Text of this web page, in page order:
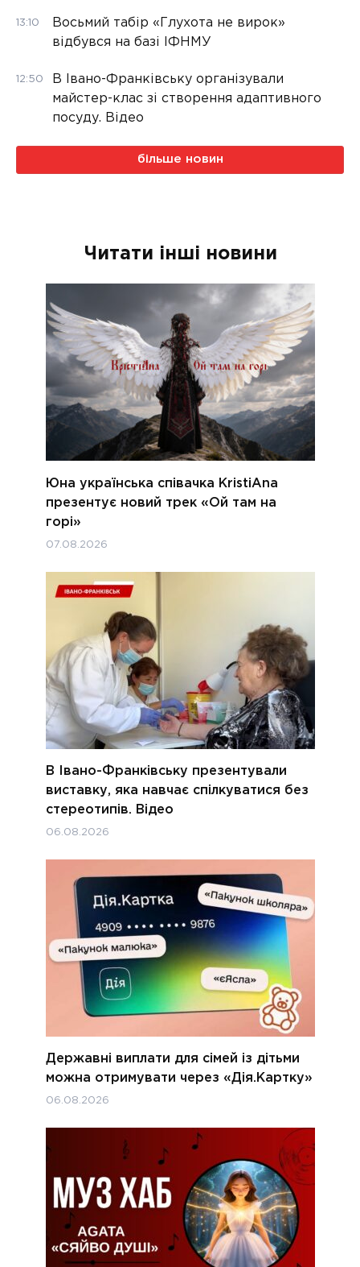
13:10
Восьмий табір «Глухота не вирок»
відбувся на базі ІФНМУ
12:50
В Івано-Франківську організували
майстер-клас зі створення адаптивного
посуду. Відео
більше новин
Читати інші новини
Юна українська співачка KristiAna
презентує новий трек «Ой там на
горі»
07.08.2026
В Івано-Франківську презентували
виставку, яка навчає спілкуватися без
стереотипів. Відео
06.08.2026
Державні виплати для сімей із дітьми
можна отримувати через «Дія.Картку»
06.08.2026